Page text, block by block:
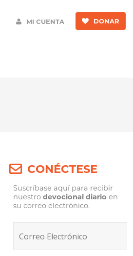
MI CUENTA DONAR
CONÉCTESE
Suscríbase aquí para recibir
nuestrodevocional diario en
su correo electrónico.